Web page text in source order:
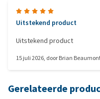
Uitstekend product
Uitstekend product
15 juli 2026, doorBrian
Gerelateerde